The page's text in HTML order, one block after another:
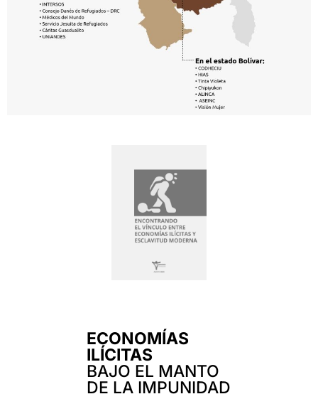
ECONOMÍAS
ILÍCITAS
BAJO EL MANTO
DE LA IMPUNIDAD